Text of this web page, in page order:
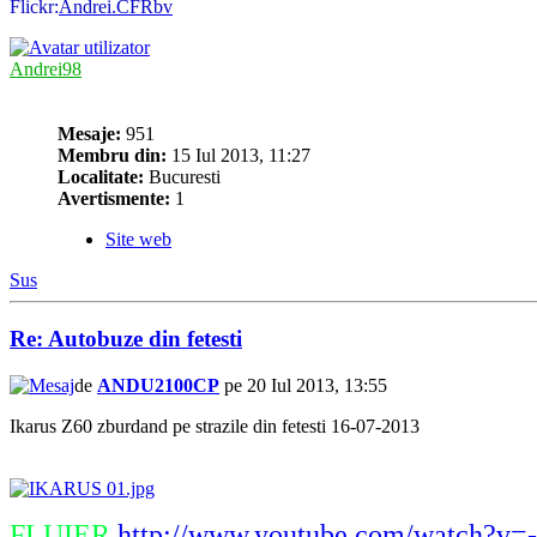
Flickr:Andrei.CFRbv
Andrei98
Mesaje: 951
Membru din: 15 Iul 2013, 11:27
Localitate: Bucuresti
Avertismente: 1
Site web
Sus
Re: Autobuze din fetesti
de ANDU2100CP pe 20 Iul 2013, 13:55
Ikarus Z60 zburdand pe strazile din fetesti 16-07-2013